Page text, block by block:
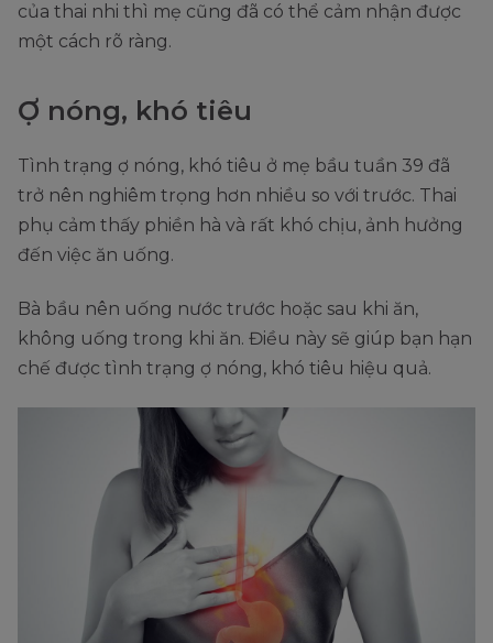
của thai nhi thì mẹ cũng đã có thể cảm nhận được
một cách rõ ràng.
Ợ nóng, khó tiêu
Tình trạng ợ nóng, khó tiêu ở mẹ bầu tuần 39 đã
trở nên nghiêm trọng hơn nhiều so với trước. Thai
phụ cảm thấy phiền hà và rất khó chịu, ảnh hưởng
đến việc ăn uống.
Bà bầu nên uống nước trước hoặc sau khi ăn,
không uống trong khi ăn. Điều này sẽ giúp bạn hạn
chế được tình trạng ợ nóng, khó tiêu hiệu quả.